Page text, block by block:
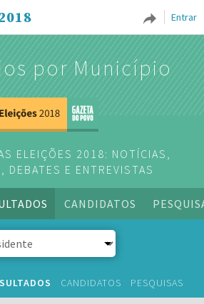
Entrar
por Município
ELEIÇÕES 2018: NOTÍCIAS,
DEBATES E ENTREVISTAS
CANDIDATOS
CANDIDATOS PESQUISAS